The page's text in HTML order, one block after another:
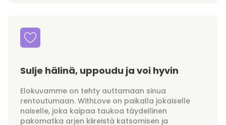
Sulje hälinä, uppoudu ja voi hyvin
Elokuvamme on tehty auttamaan sinua
rentoutumaan. WithLove on paikalla jokaiselle
naiselle, joka kaipaa taukoa täydellinen
pakomatka arjen kiireistä katsomisen ja